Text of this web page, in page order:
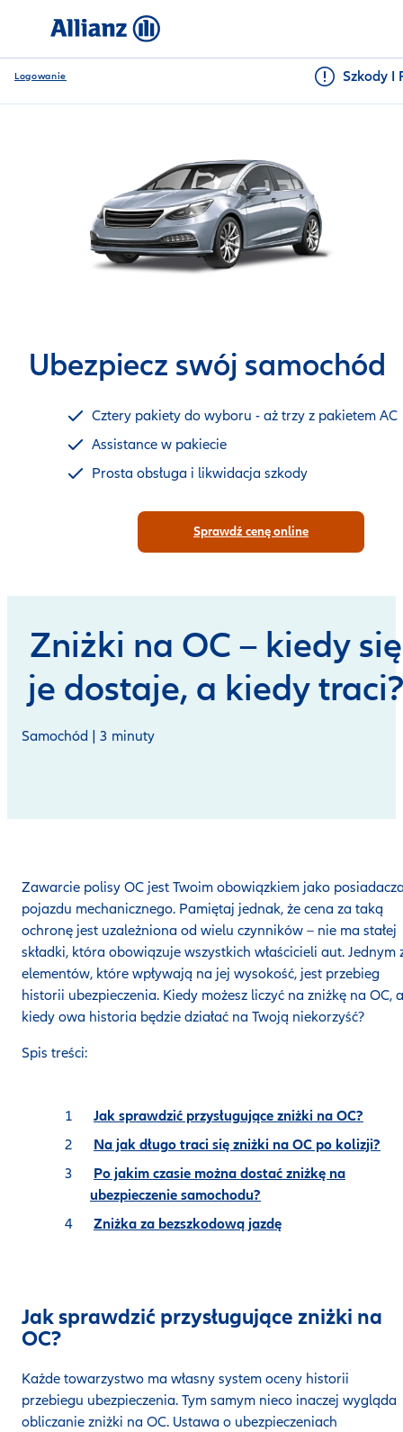
Logowanie Szkody I
Ubezpiecz swój samochód
Cztery pakiety do wyboru - aż trzy z pakietem AC
Assistance w pakiecie
Prosta obsługa i likwidacja szkody
Sprawdź cenę online
Zniżki na OC – kiedy się
je dostaje, a kiedy
Samochód | 3 minuty
Zawarcie polisy OC jest Twoim obowiązkiem jako
pojazdu mechanicznego. Pamiętaj jednak, że cena za taką
ochronę jest uzależniona od wielu czynników – nie ma stałej
składki, która obowiązuje wszystkich właścicieli aut. Jednym
elementów, które wpływają na jej wysokość, jest przebieg
historii ubezpieczenia. Kiedy możesz liczyć na zniżkę na OC, a
kiedy owa historia będzie działać na Twoją niekorzyść?
Spis treści:
Jak sprawdzić przysługujące zniżki na OC?
Na jak długo traci się zniżki na OC po kolizji?
Po jakim czasie można dostać zniżkę na
ubezpieczenie samochodu?
Zniżka za bezszkodową jazdę
Jak sprawdzić przysługujące zniżki na
OC?
Każde towarzystwo ma własny system oceny historii
przebiegu ubezpieczenia. Tym samym nieco inaczej wygląda
obliczanie zniżki na OC. Ustawa o ubezpieczeniach